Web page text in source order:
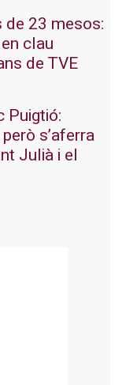
23 mesos:
clau
de TVE
Puigtió:
s’aferra
Julià i el